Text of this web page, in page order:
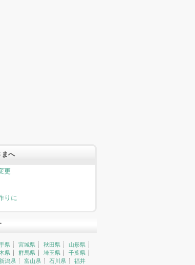
まへ
更
りに
県 宮城県 秋田県
山形県
県 群馬県 埼玉県
千葉県
新潟県 富山県 石川県
福井